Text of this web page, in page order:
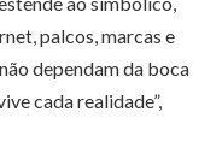
palcos, marcas e
dependam da boca
cada realidade”,